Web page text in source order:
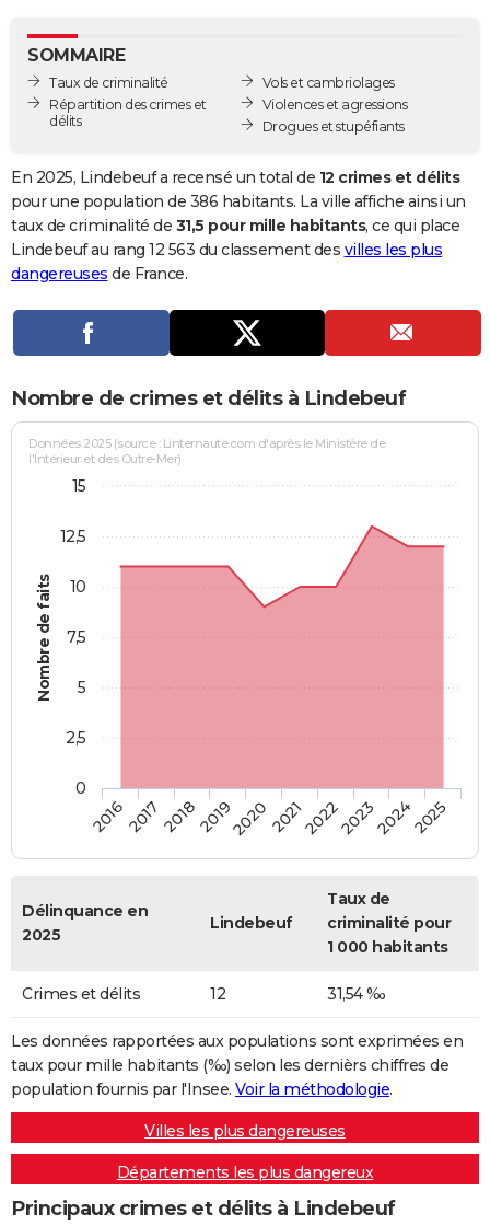
GUIDES D'ACHAT
BONS PLANS
Carte de Noël
Carte Bonne année
Carte Saint-Valentin
Carte Pâques
Carte d'anniversaire
DICTIONNAIRE
Dictionnaire
Biographies
Citations
Expressions
Proverbes
PROGRAMME TV
Se connecter
Entreprises
Service militaire
Avis de recherche
AVIS DE DÉCÈS
Bricolage
Lifestyle
Culture
Sport
Auto
Television
Voyage
Cinema
SOMMAIRE
Taux de criminalité
Répartition des crimes et
délits
Vols et cambriolages
Violences et agressions
Drogues et stupéfiants
En 2025, Lindebeuf a recensé un total de 12 crimes et délits
pour une population de 386 habitants. La ville affiche ainsi un
taux de criminalité de 31,5 pour mille habitants, ce qui place
Lindebeuf au rang 12 563 du classement des villes les plus
dangereuses de France.
Nombre de crimes et délits à Lindebeuf
Nombre de faits
Données 2025 (source : Linternaute.com d'après le Ministère de
l'Intérieur et des Outre-Mer)
2016201720182019202020212022202320242025
0
2,5
5
7,5
10
12,5
15
Délinquance en
2025
Lindebeuf
Taux de
criminalité pour
1 000 habitants
Crimes et délits 12 31,54 ‰
Les données rapportées aux populations sont exprimées en
taux pour mille habitants (‰) selon les dernièrs chiffres de
population fournis par l'Insee. Voir la méthodologie.
Villes les plus dangereuses
Départements les plus dangereux
Principaux crimes et délits à Lindebeuf